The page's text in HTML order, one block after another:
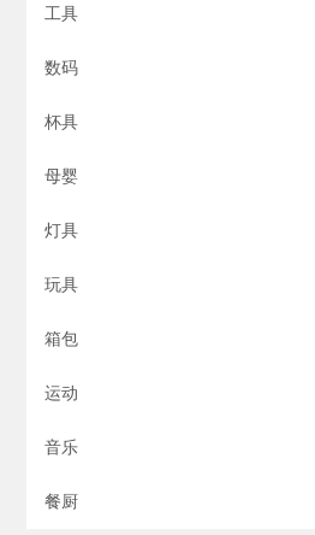
工具
数码
杯具
母婴
灯具
玩具
箱包
运动
音乐
餐厨